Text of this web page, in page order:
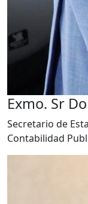
Exmo. Sr
Secretario de
Contabilidad